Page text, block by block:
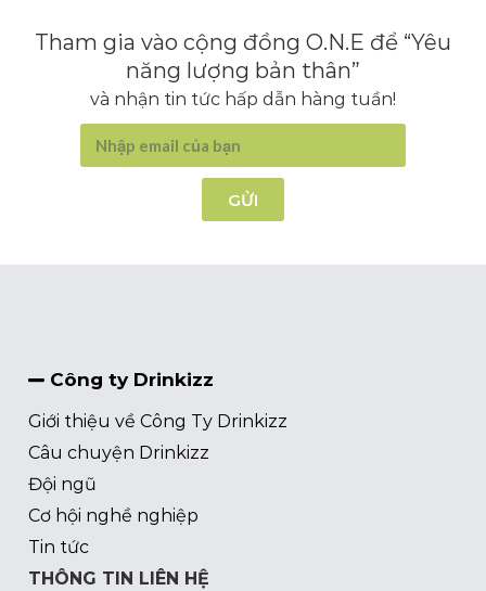
Tham gia vào cộng đồng O.N.E để “Yêu
năng lượng bản thân”
và nhận tin tức hấp dẫn hàng tuần!
GỬI
Công ty Drinkizz
Giới thiệu về Công Ty Drinkizz
Câu chuyện Drinkizz
Đội ngũ
Cơ hội nghề nghiệp
Tin tức
THÔNG TIN LIÊN HỆ